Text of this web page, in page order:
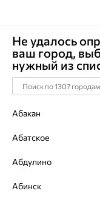
Главная Каталог
Браслет,
9030408-18
Артикул:
Не удалось
ваш город,
нужный из
Абакан
Абатское
Абдулино
Абинск